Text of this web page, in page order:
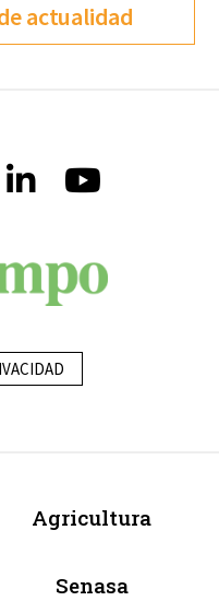
actualidad
Agricultura
Senasa